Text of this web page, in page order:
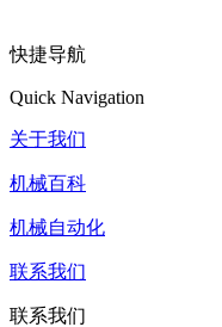
快捷导航
Quick Navigation
关于我们
机械百科
机械自动化
联系我们
联系我们